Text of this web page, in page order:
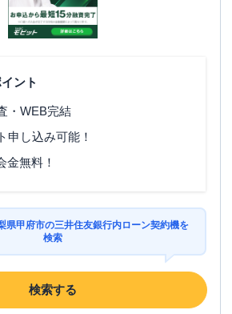
ント
・WEB完結
申し込み可能！
金無料！
県甲府市の三井住友銀行内ローン契約機を
検索
検索する